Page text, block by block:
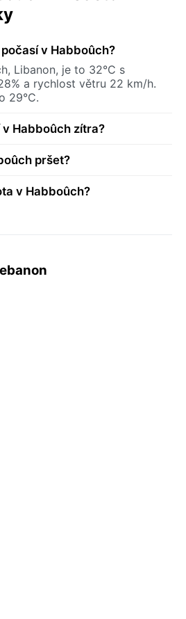
v Habboûch?
Libanon, je to 32°C s
a rychlost větru 22 km/h.
29°C.
Habboûch zítra?
pršet?
v Habboûch?